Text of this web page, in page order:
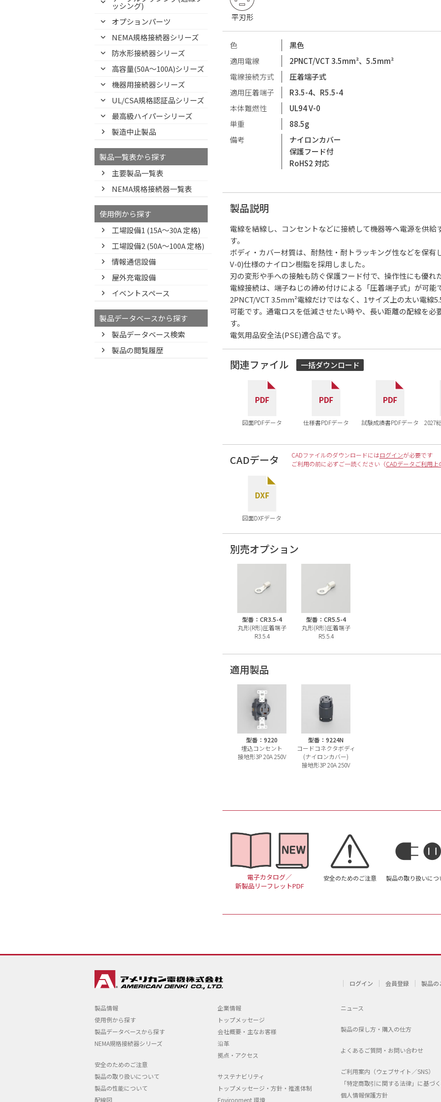
ッシング)
オプションパーツ
NEMA規格接続器シリーズ
防水形接続器シリーズ
高容量(50A～100A)シリーズ
機器用接続器シリーズ
UL/CSA規格認証品シリーズ
最高級ハイパーシリーズ
製造中止製品
製品一覧表から探す
主要製品一覧表
NEMA規格接続器一覧表
使用例から探す
工場設備1 (15A〜30A 定格)
工場設備2 (50A〜100A 定格)
情報通信設備
屋外充電設備
イベントスペース
製品データベースから探す
製品データベース検索
製品の閲覧履歴
平刃形
色
黒色
適用電線
2PNCT/VCT 3.5mm²、5.5mm²
電線接続方式
圧着端子式
適用圧着端子
R3.5-4、R5.5-4
本体難燃性
UL94 V-0
単重
88.5g
備考
ナイロンカバー
保護フード付
RoHS2 対応
製品説明
電線を結線し、コンセントなどに接続して機器等へ電源を供給
す。
ボディ・カバー材質は、耐熱性・耐トラッキング性などを保
V-0)仕様のナイロン樹脂を採用しました。
刃の変形や手への接触も防ぐ保護フード付で、操作性にも優れ
電線接続は、端子ねじの締め付けによる「圧着端子式」が可能
2PNCT/VCT 3.5mm²電線だけではなく、1サイズ上の太い電線
可能です。通電ロスを低減させたい時や、長い距離の配線を必
す。
電気用品安全法(PSE)適合品です。
関連ファイル
図面PDFデータ 仕様書PDFデータ 試験成績書PDFデータ 2027
一括ダウンロード
CADデータ CADファイルのダウンロードにはログインが必要です
ご利用の前に必ずご一読ください（CADデータご利用上
図面DXFデータ
別売オプション
型番：CR3.5-4
丸形(R形)圧着端子
R3.5.4
型番：CR5.5-4
丸形(R形)圧着端子
R5.5.4
適用製品
型番：9220
埋込コンセント
接地形3P 20A 250V
型番：9224N
コードコネクタボディ
(ナイロンカバー)
接地形3P 20A 250V
電子カタログ／
新製品リーフレットPDF
安全のためのご注意 製品の取り扱いにつ
ログイン 会員登録 製品の
製品情報
使用例から探す
製品データベースから探す
NEMA規格接続器シリーズ
安全のためのご注意
製品の取り扱いについて
製品の性能について
配線図
企業情報
トップメッセージ
会社概要・主なお客様
沿革
拠点・アクセス
サステナビリティ
トップメッセージ・方針・推進体制
Environment 環境
ニュース
製品の探し方・購入の仕方
よくあるご質問・お問い合わせ
ご利用案内（ウェブサイト／SNS）
「特定商取引に関する法律」に基づ
個人情報保護方針